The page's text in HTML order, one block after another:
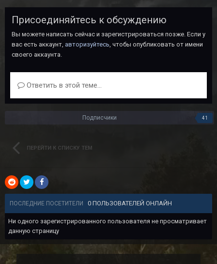
Присоединяйтесь к обсуждению
Вы можете написать сейчас и зарегистрироваться позже. Если у
вас есть аккаунт, авторизуйтесь, чтобы опубликовать от имени
своего аккаунта.
Ответить в этой теме...
Подписчики 41
ПЕРЕЙТИ К СПИСКУ ТЕМ
ПОСЛЕДНИЕ ПОСЕТИТЕЛИ 0 ПОЛЬЗОВАТЕЛЕЙ ОНЛАЙН
Ни одного зарегистрированного пользователя не просматривает
данную страницу